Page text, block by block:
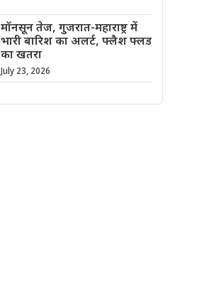
मॉनसून तेज, गुजरात-महाराष्ट्र में
भारी बारिश का अलर्ट, फ्लैश फ्लड
का खतरा
July 23, 2026